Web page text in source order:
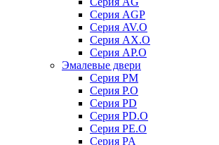
Серия AGP
Серия AV.O
Серия AX.O
Серия AP.O
Эмалевые двери
Серия PM
Серия P.O
Серия PD
Серия PD.O
Серия PE.O
Серия PA